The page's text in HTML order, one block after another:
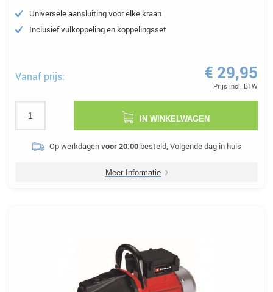
Universele aansluiting voor elke kraan
Inclusief vulkoppeling en koppelingsset
Vanaf prijs: € 29,95
Prijs incl. BTW
IN WINKELWAGEN
Op werkdagenvoor 20:00besteld, Volgende dag in huis
Meer Informatie